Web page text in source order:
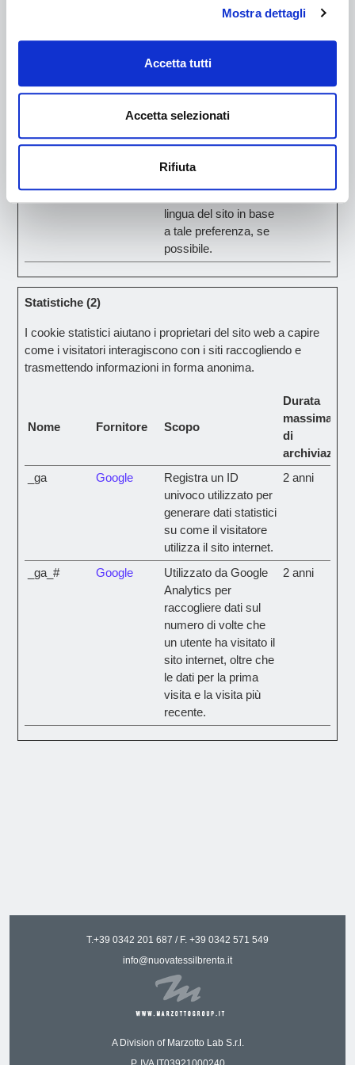
Mostra dettagli
Accetta tutti
Accetta selezionati
Rifiuta
di
e
tessilbrenta
utilizzato per
determinare la lingua
lingua del sito in base
a tale preferenza, se
possibile.
Statistiche (2)
I cookie statistici aiutano i proprietari del sito web a capire
come i visitatori interagiscono con i siti raccogliendo e
trasmettendo informazioni in forma anonima.
Nome Fornitore Scopo
Durata
massima
di
_ga
Google
Registra un ID
univoco utilizzato per
generare dati statistici
su come il visitatore
utilizza il sito internet.
2 anni
_ga_# Google
Utilizzato da Google
Analytics per
raccogliere dati sul
numero di volte che
un utente ha visitato il
sito internet, oltre che
le dati per la prima
visita e la visita più
recente.
2 anni
T.+39 0342 201 687 / F. +39 0342 571 549
info@nuovatessilbrenta.it
A Division of Marzotto Lab S.r.l.